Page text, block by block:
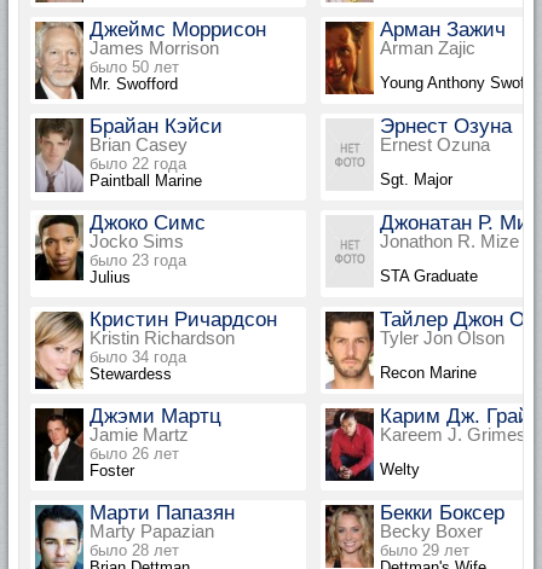
Джеймс Моррисон
James Morrison
было 50 лет
Mr. Swofford
Арман Зажич
Arman Zajic
Young Anthony
Брайан Кэйси
Brian Casey
было 22 года
Paintball Marine
Эрнест Озуна
Ernest Ozuna
Sgt. Major
Джоко Симс
Jocko Sims
было 23 года
Julius
Джонатан Р.
Jonathon R. Mize
STA Graduate
Кристин Ричардсон
Kristin Richardson
было 34 года
Stewardess
Тайлер Джон
Tyler Jon Olson
Recon Marine
Джэми Мартц
Jamie Martz
было 26 лет
Foster
Карим Дж.
Kareem J. Grimes
Welty
Марти Папазян
Marty Papazian
было 28 лет
Бекки Боксер
Becky Boxer
было 29 лет